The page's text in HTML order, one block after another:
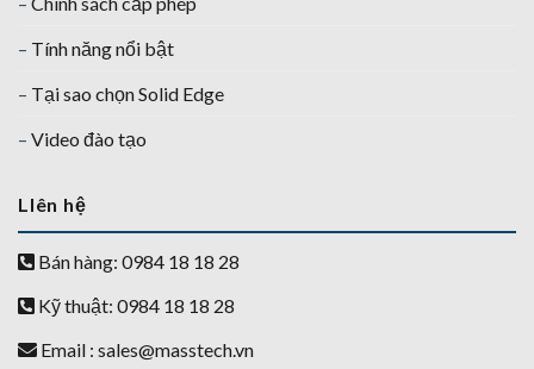
– Tính năng nổi bật
– Tại sao chọn Solid Edge
– Video đào tạo
LIên hệ
Bán hàng: 0984 18 18 28
Kỹ thuật: 0984 18 18 28
Email : sales@masstech.vn